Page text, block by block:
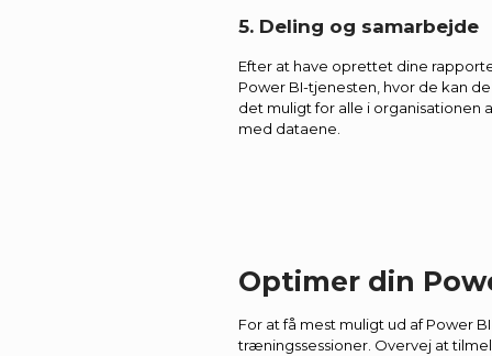
5. Deling og samarbejde
Efter at have oprettet dine
Power BI-tjenesten, hvor de kan
det muligt for alle i organisationen
med dataene.
Optimer din
For at få mest muligt ud af Power
træningssessioner. Overvej at